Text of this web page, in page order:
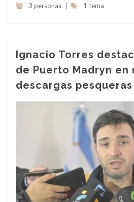
3 personas 1 tema
Ignacio Torres
de Puerto Madryn en
descargas pesqueras